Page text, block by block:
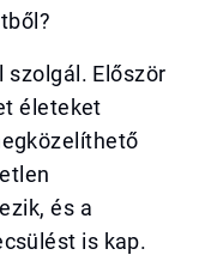
Először
életeket
és a
is kap.